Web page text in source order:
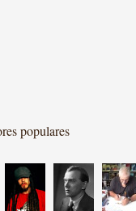
populares